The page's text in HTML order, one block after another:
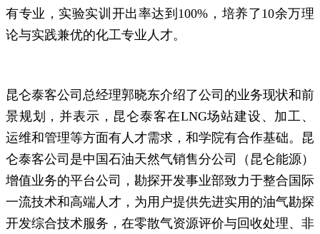
有专业，实验实训开出率达到100%，培养了10余万理
论与实践兼优的化工专业人才。
昆仑泰客公司总经理郭晓东介绍了公司的业务现状和前
景规划，并表示， 昆仑泰客在LNG场站建设、加工、
运维和管理等方面有人才需求，和学院有合作基础。 昆
仑泰客公司是中国石油天然气销售分公司（昆仑能源）
增值业务的平台公司，勘探开发事业部致力于整合国际
一流技术和高端人才，为用户提供先进实用的油气勘探
开发综合技术服务，在零散气资源评价与回收处理、 非